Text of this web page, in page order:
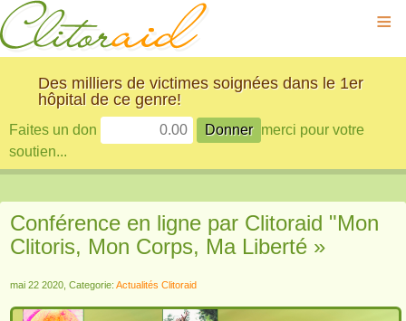
≡
Des milliers de victimes soignées dans le 1er
hôpital de ce genre!
Faites un don
merci pour votre
soutien...
Conférence en ligne par Clitoraid "Mon
Clitoris, Mon Corps, Ma Liberté »
mai 22 2020, Categorie: Actualités Clitoraid